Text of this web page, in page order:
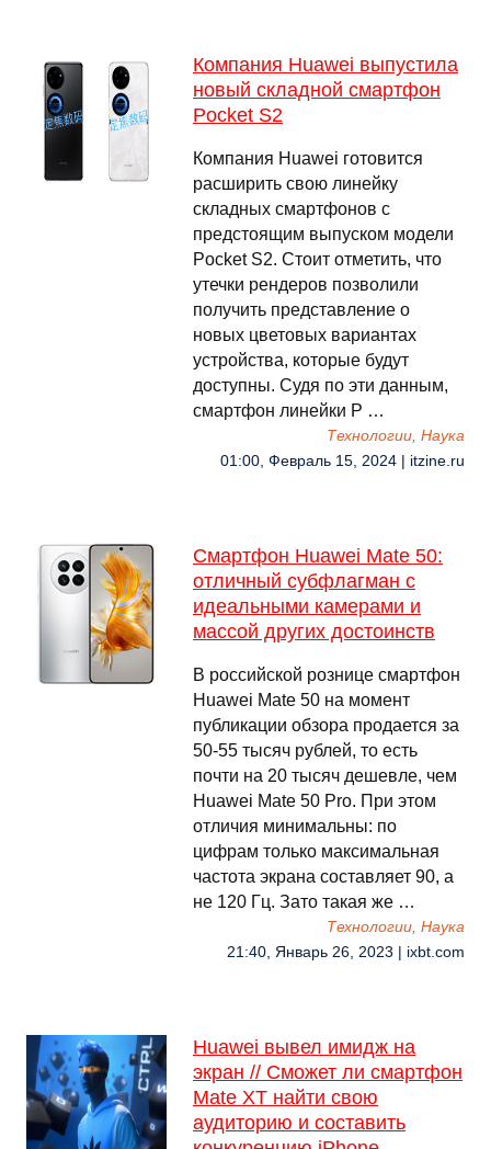
Компания Huawei выпустила
новый складной смартфон
Pocket S2
Компания Huawei готовится
расширить свою линейку
складных смартфонов с
предстоящим выпуском модели
Pocket S2. Стоит отметить, что
утечки рендеров позволили
получить представление о
новых цветовых вариантах
устройства, которые будут
доступны. Судя по эти данным,
смартфон линейки P …
Технологии, Наука
01:00, Февраль 15, 2024 | itzine.ru
Смартфон Huawei Mate 50:
отличный субфлагман с
идеальными камерами и
массой других достоинств
В российской рознице смартфон
Huawei Mate 50 на момент
публикации обзора продается за
50-55 тысяч рублей, то есть
почти на 20 тысяч дешевле, чем
Huawei Mate 50 Pro. При этом
отличия минимальны: по
цифрам только максимальная
частота экрана составляет 90, а
не 120 Гц. Зато такая же …
Технологии, Наука
21:40, Январь 26, 2023 | ixbt.com
Huawei вывел имидж на
экран // Сможет ли смартфон
Mate XT найти свою
аудиторию и составить